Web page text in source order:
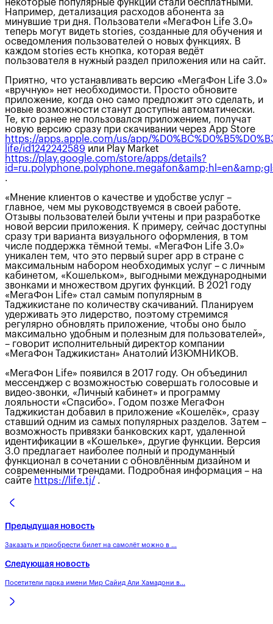
некоторые популярные функции стали бесплатными.
Например, детализация расходов абонента за
минувшие три дня. Пользователи «МегаФон Life 3.0»
теперь могут видеть stories, созданные для обучения и
осведомления пользователей о новых функциях. В
каждом stories есть кнопка, которая ведёт
пользователя в нужный раздел приложения или на сайт.
Приятно, что устанавливать версию «МегаФон Life 3.0»
«вручную» нет необходимости. Просто обновите
приложение, когда оно само предложит это сделать, и
новые возможности станут доступны автоматически.
Те, кто ранее не пользовался приложением, получат
новую версию сразу при скачивании через App Store
https://apps.apple.com/us/app/
life/id1242242589 или Play Market
https://play.google.com/store/apps/details?
.
«Мнение клиентов о качестве и удобстве услуг –
главное, чем мы руководствуемся в своей работе.
Отзывы пользователей были учтены и при разработке
новой версии приложения. К примеру, сейчас доступны
сразу три варианта визуального оформления, в том
числе поддержка тёмной темы. «МегаФон Life 3.0»
уникален тем, что это первый super app в стране с
максимальным набором необходимых услуг – с личным
кабинетом, «Кошельком», выгодными международными
звонками и множеством других функций. В 2021 году
«МегаФон Life» стал самым популярным в
Таджикистане по количеству скачиваний. Планируем
удерживать это лидерство, поэтому стремимся
регулярно обновлять приложение, чтобы оно было
максимально удобным и полезным для пользователей»,
– говорит исполнительный директор компании
«МегаФон Таджикистан» Анатолий ИЗЮМНИКОВ.
«МегаФон Life» появился в 2017 году. Он объединил
мессенджер с возможностью совершать голосовые и
видео-звонки, «Личный кабинет» и программу
лояльности «Спасибо». Годом позже МегаФон
Таджикистан добавил в приложение «Кошелёк», сразу
ставший одним из самых популярных разделов. Затем –
возможность привязки банковских карт, удаленной
идентификации в «Кошельке», другие функции. Версия
3.0 предлагает наиболее полный и продуманный
функционал в сочетании с обновлённым дизайном и
современными трендами. Подробная информация – на
сайте https://life.tj/ .
Предыдущая новость
Заказать и приобрести билет на самолёт можно в ...
Следующая новость
Посетители парка имени Мир Сайид Али Хамадони в...